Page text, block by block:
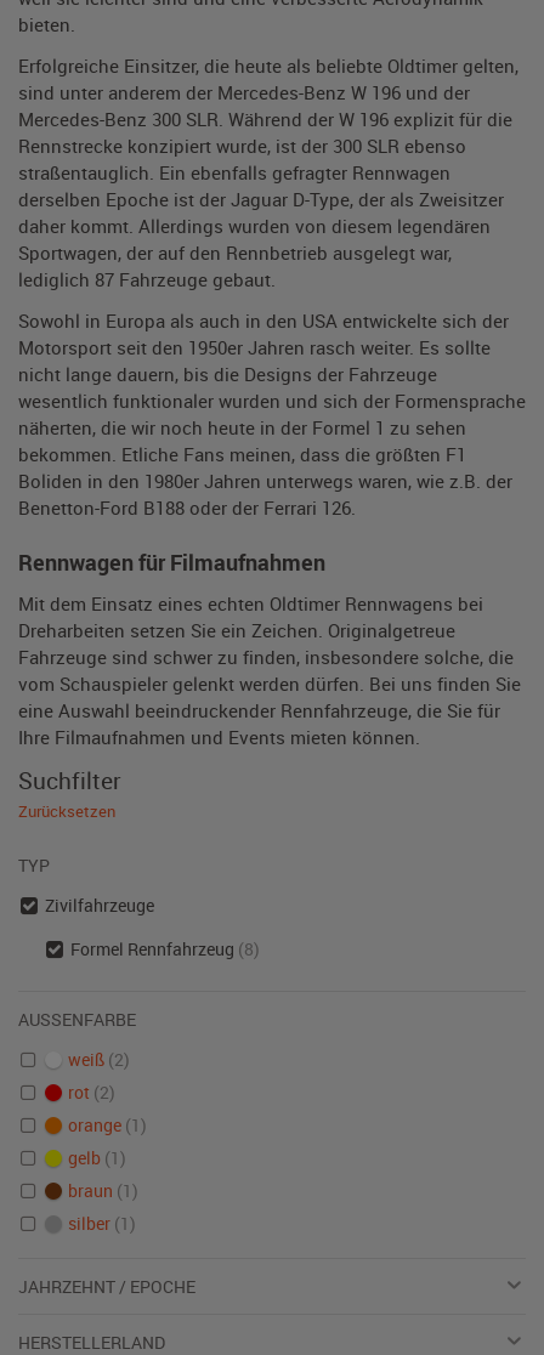
bieten.
Erfolgreiche Einsitzer, die heute als beliebte Oldtimer gelten,
sind unter anderem der Mercedes-Benz W 196 und der
Mercedes-Benz 300 SLR. Während der W 196 explizit für die
Rennstrecke konzipiert wurde, ist der 300 SLR ebenso
straßentauglich. Ein ebenfalls gefragter Rennwagen
derselben Epoche ist der Jaguar D-Type, der als Zweisitzer
daher kommt. Allerdings wurden von diesem legendären
Sportwagen, der auf den Rennbetrieb ausgelegt war,
lediglich 87 Fahrzeuge gebaut.
Sowohl in Europa als auch in den USA entwickelte sich der
Motorsport seit den 1950er Jahren rasch weiter. Es sollte
nicht lange dauern, bis die Designs der Fahrzeuge
wesentlich funktionaler wurden und sich der Formensprache
näherten, die wir noch heute in der Formel 1 zu sehen
bekommen. Etliche Fans meinen, dass die größten F1
Boliden in den 1980er Jahren unterwegs waren, wie z.B. der
Benetton-Ford B188 oder der Ferrari 126.
Rennwagen für Filmaufnahmen
Mit dem Einsatz eines echten Oldtimer Rennwagens bei
Dreharbeiten setzen Sie ein Zeichen. Originalgetreue
Fahrzeuge sind schwer zu finden, insbesondere solche, die
vom Schauspieler gelenkt werden dürfen. Bei uns finden Sie
eine Auswahl beeindruckender Rennfahrzeuge, die Sie für
Ihre Filmaufnahmen und Events mieten können.
Suchfilter
Zurücksetzen
TYP
Zivilfahrzeuge
Formel Rennfahrzeug (8)
AUSSENFARBE
weiß (2)
rot (2)
orange (1)
gelb (1)
braun (1)
silber (1)
JAHRZEHNT / EPOCHE
HERSTELLERLAND